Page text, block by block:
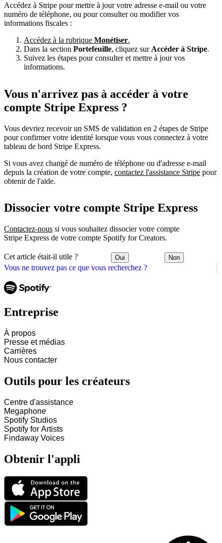
Vous ne trouvez pas ce que vous recherchez ?
Accédez à Stripe pour mettre à jour votre adresse e-mail ou votre
numéro de téléphone, ou pour consulter ou modifier vos
informations fiscales :
Accédez à la rubrique Monétiser.
Dans la section Portefeuille, cliquez sur Accéder à Stripe.
Suivez les étapes pour consulter et mettre à jour vos
informations.
Vous n'arrivez pas à accéder à votre
compte Stripe Express ?
Vous devriez recevoir un SMS de validation en 2 étapes de Stripe
pour confirmer votre identité lorsque vous vous connectez à votre
tableau de bord Stripe Express.
Si vous avez changé de numéro de téléphone ou d'adresse e-mail
depuis la création de votre compte, contactez l'assistance Stripe pour
obtenir de l'aide.
Dissocier votre compte Stripe Express
Contactez-nous si vous souhaitez dissocier votre compte
Stripe Express de votre compte Spotify for Creators.
Cet article était-il utile ? Oui Non
Entreprise
À propos
Presse et médias
Carrières
Nous contacter
Outils pour les créateurs
Centre d'assistance
Megaphone
Spotify Studios
Spotify for Artists
Findaway Voices
Obtenir l'appli